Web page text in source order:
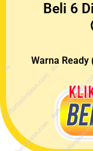
Beli 6
Warna Ready